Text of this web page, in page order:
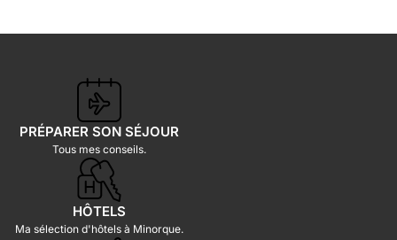
PRÉPARER SON SÉJOUR
Tous mes conseils.
HÔTELS
Ma sélection d'hôtels à Minorque.